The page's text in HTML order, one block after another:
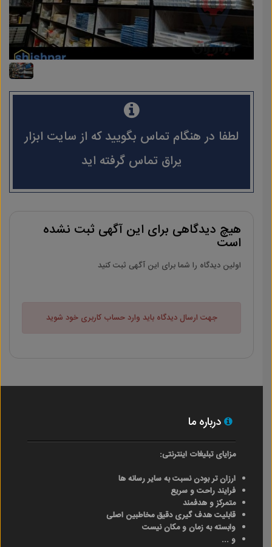
لطفا در هنگام تماس بگویید که از سایت ابزار
یراق تماس گرفته اید
هیچ دیدگاهی برای این آگهی ثبت نشده
است
اولین دیدگاه را شما برای این آگهی ثبت کنید
جهت ارسال دیدگاه باید وارد حساب کاربری خود شوید
درباره ما
مزایای تبلیغات اینترنتی:
ارزان تر بودن نسبت به سایر رسانه ها
فرایند راحت و سریع
متمرکز و هدفمند
قابلیت هدف گیری دقیق مخاطبین اصلی
وابسته به زمان و مکان نیست
و ...